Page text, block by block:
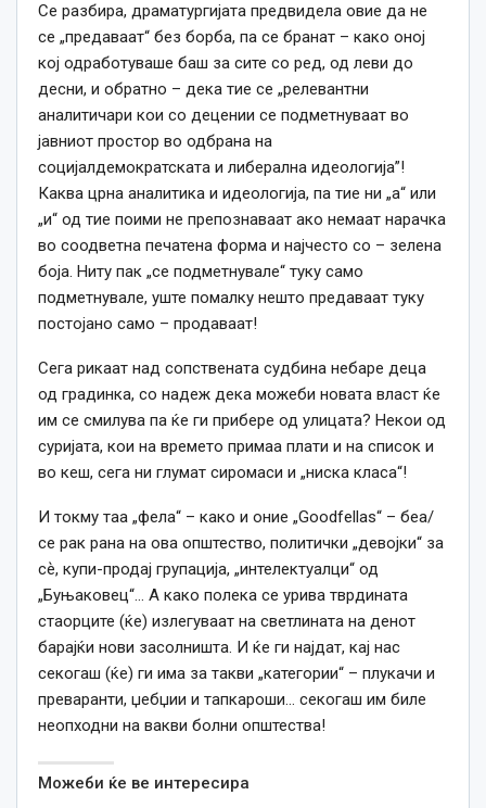
Се разбира, драматургијата предвидела овие да не
се „предаваат“ без борба, па се бранат – како оној
кој одработуваше баш за сите со ред, од леви до
десни, и обратно – дека тие се „релевантни
аналитичари кои со децении се подметнуваат во
јавниот простор во одбрана на
социјалдемократската и либерална идеологија”!
Каква црна аналитика и идеологија, па тие ни „а“ или
„и“ од тие поими не препознаваат ако немаат нарачка
во соодветна печатена форма и најчесто со – зелена
боја. Ниту пак „се подметнувале“ туку само
подметнувале, уште помалку нешто предаваат туку
постојано само – продаваат!
Сега рикаат над сопствената судбина небаре деца
од градинка, со надеж дека можеби новата власт ќе
им се смилува па ќе ги прибере од улицата? Некои од
суријата, кои на времето примаа плати и на список и
во кеш, сега ни глумат сиромаси и „ниска класа“!
И токму таа „фела“ – како и оние „Goodfellas“ – беа/
се рак рана на ова општество, политички „девојки“ за
сѐ, купи-продај групација, „интелектуалци“ од
„Буњаковец“… А како полека се урива тврдината
стаорците (ќе) излегуваат на светлината на денот
барајќи нови засолништа. И ќе ги најдат, кај нас
секогаш (ќе) ги има за такви „категории“ – плукачи и
преваранти, џебџии и тапкароши… секогаш им биле
неопходни на вакви болни општества!
Можеби ќе ве интересира